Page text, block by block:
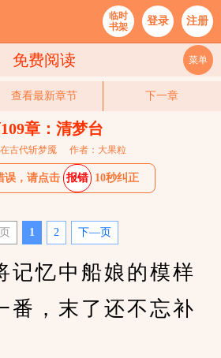
临时
书架
登录 注册
免费阅读 菜单
查看最新章节 下一章
章：清梦台
古代斩梦魇 作者：大果粒
误，请点击 报错 10秒纠正
1 2 下—页
忆中船娘的模样
番，末了还不忘补